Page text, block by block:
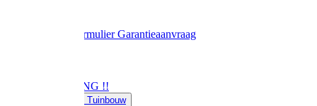
RetourformulierGarantieaanvraag
OPRUIMING !!
01) Land-& Tuinbouw